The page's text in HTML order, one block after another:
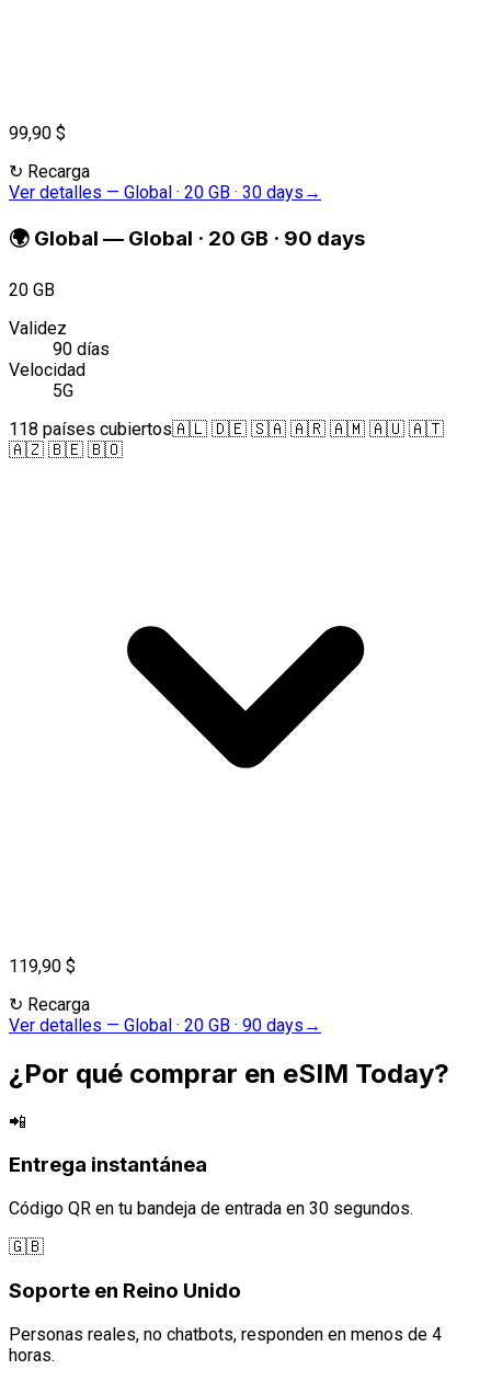
99,90 $
↻ Recarga
Ver detalles — Global · 20 GB · 30 days →
🌍 Global — Global · 20 GB · 90 days
20 GB
Validez
90 días
Velocidad
5G
118 países cubiertos🇦🇱 🇩🇪 🇸🇦 🇦🇷 🇦🇲 🇦🇺 🇦🇹
🇦🇿 🇧🇪 🇧🇴
119,90 $
↻ Recarga
Ver detalles — Global · 20 GB · 90 days →
¿Por qué comprar en eSIM Today?
📲
Entrega instantánea
Código QR en tu bandeja de entrada en 30 segundos.
🇬🇧
Soporte en Reino Unido
Personas reales, no chatbots, responden en menos de 4
horas.